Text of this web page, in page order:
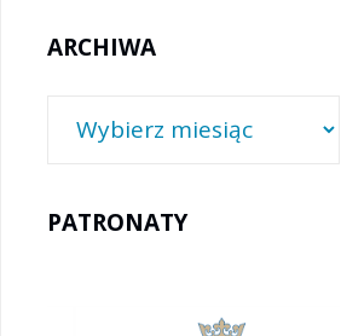
ARCHIWA
Archiwa
PATRONATY